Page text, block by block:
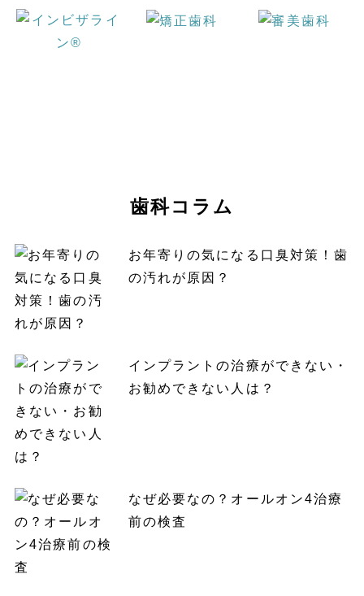
歯科コラム
お年寄りの気になる口臭対策！歯
の汚れが原因？
インプラントの治療ができない・
お勧めできない人は？
なぜ必要なの？オールオン4治療
前の検査